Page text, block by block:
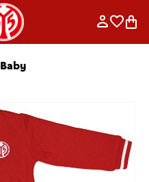
Baby